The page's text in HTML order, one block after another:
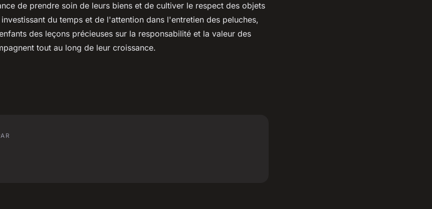
de prendre soin de leurs biens et de cultiver le respect des objets
du temps et de l'attention dans l'entretien des peluches,
des leçons précieuses sur la responsabilité et la valeur des
tout au long de leur croissance.